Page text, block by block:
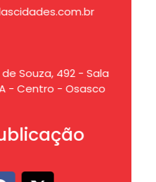
de Souza, 492 - Sala
- Centro - Osasco